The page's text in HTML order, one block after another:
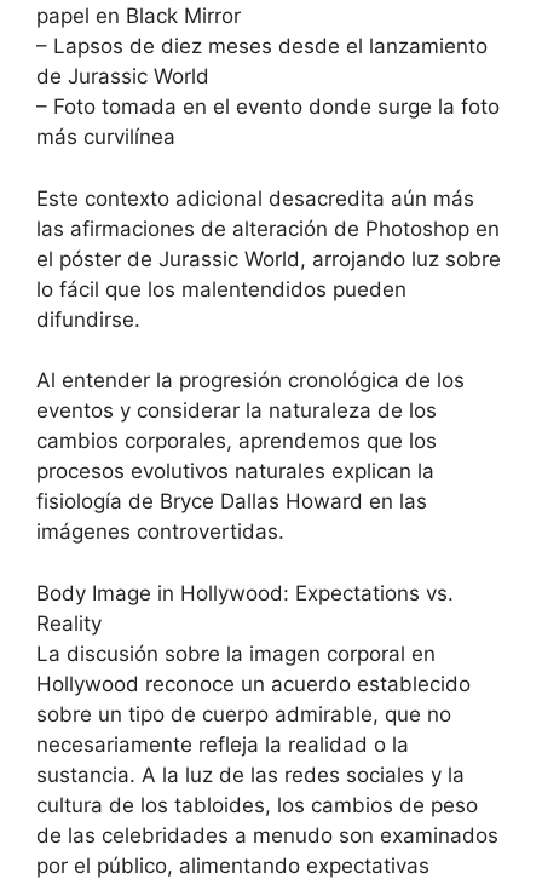
papel en Black Mirror
– Lapsos de diez meses desde el lanzamiento
de Jurassic World
– Foto tomada en el evento donde surge la foto
más curvilínea
Este contexto adicional desacredita aún más
las afirmaciones de alteración de Photoshop en
el póster de Jurassic World, arrojando luz sobre
lo fácil que los malentendidos pueden
difundirse.
Al entender la progresión cronológica de los
eventos y considerar la naturaleza de los
cambios corporales, aprendemos que los
procesos evolutivos naturales explican la
fisiología de Bryce Dallas Howard en las
imágenes controvertidas.
Body Image in Hollywood: Expectations vs.
Reality
La discusión sobre la imagen corporal en
Hollywood reconoce un acuerdo establecido
sobre un tipo de cuerpo admirable, que no
necesariamente refleja la realidad o la
sustancia. A la luz de las redes sociales y la
cultura de los tabloides, los cambios de peso
de las celebridades a menudo son examinados
por el público, alimentando expectativas